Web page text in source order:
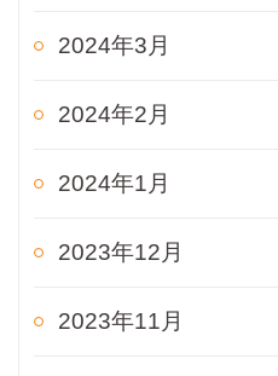
2024年3月
2024年2月
2024年1月
2023年12月
2023年11月